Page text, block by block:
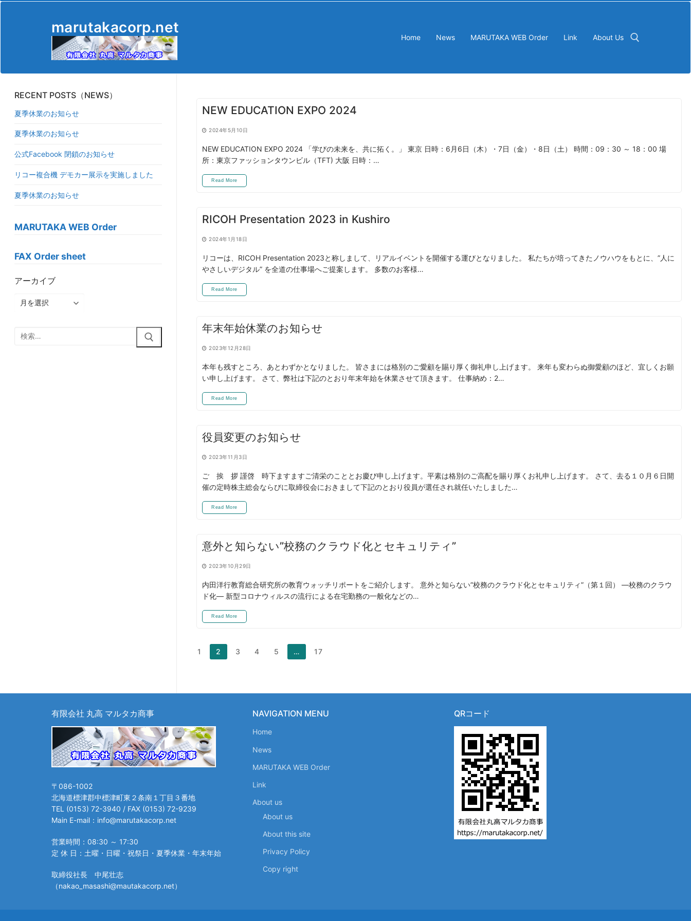
コ
ス
marutakacorp.net
Home News MARUTAKA WEB Order Link About Us
NEW EDUCATION EXPO 2024
2024年5月10日
NEW EDUCATION EXPO 2024 「学びの未来を、共に拓く。」 東京 日時：6月6日（木）・7日（金）・8日（土） 時間：09：30 ～ 18：00 場
所：東京ファッションタウンビル（TFT) 大阪 日時：…
Read More
RICOH Presentation 2023 in Kushiro
2024年1月18日
リコーは、RICOH Presentation 2023と称しまして、リアルイベントを開催する運びとなりました。 私たちが培ってきたノウハウをもとに、”人に
やさしいデジタル” を全道の仕事場へご提案します。 多数のお客様…
Read More
年末年始休業のお知らせ
2023年12月28日
本年も残すところ、あとわずかとなりました。 皆さまには格別のご愛顧を賜り厚く御礼申し上げます。 来年も変わらぬ御愛顧のほど、宜しくお願
い申し上げます。 さて、弊社は下記のとおり年末年始を休業させて頂きます。 仕事納め：2…
Read More
役員変更のお知らせ
2023年11月3日
ご 挨 拶 謹啓 時下ますますご清栄のこととお慶び申し上げます。平素は格別のご高配を賜り厚くお礼申し上げます。 さて、去る１０月６日開
催の定時株主総会ならびに取締役会におきまして下記のとおり役員が選任され就任いたしました…
Read More
意外と知らない”校務のクラウド化とセキュリティ”
2023年10月29日
内田洋行教育総合研究所の教育ウォッチリポートをご紹介します。 意外と知らない”校務のクラウド化とセキュリティ”（第１回） ―校務のクラウ
ド化― 新型コロナウィルスの流行による在宅勤務の一般化などの…
Read More
投
ペ
ジ
送
り
1 2 3 4 5 … 17
RECENT POSTS（NEWS）
夏季休業のお知らせ
夏季休業のお知らせ
公式Facebook 閉鎖のお知らせ
リコー複合機 デモカー展示を実施しました
夏季休業のお知らせ
MARUTAKA WEB Order
FAX Order sheet
アーカイブ
有限会社 丸高 マルタカ商事
〒086-1002
北海道標津郡中標津町東２条南１丁目３番地
TEL (0153) 72-3940 / FAX (0153) 72-9239
Main E-mail：info@marutakacorp.net
営業時間：08:30 ～ 17:30
定 休 日：土曜・日曜・祝祭日・夏季休業・年末年始
取締役社長 中尾壮志
（nakao_masashi@mautakacorp.net）
NAVIGATION MENU
Home
News
MARUTAKA WEB Order
Link
About us
About us
About this site
Privacy Policy
Copy right
QRコード